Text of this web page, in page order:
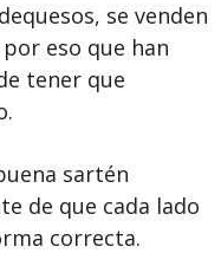
se venden
eso que han
tener que
sartén
de que cada lado
correcta.